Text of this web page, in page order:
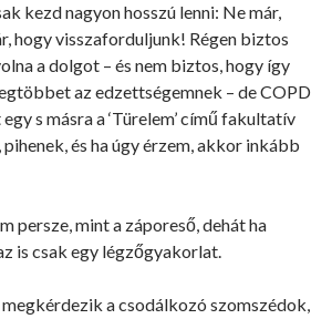
kezd nagyon hosszú lenni: Ne már,
hogy visszaforduljunk! Régen biztos
a dolgot – és nem biztos, hogy így
az edzettségemnek – de COPD
s másra a ‘Türelem’ című fakultatív
és ha úgy érzem, akkor inkább
persze, mint a záporeső, dehát ha
is csak egy légzőgyakorlat.
megkérdezik a csodálkozó szomszédok,